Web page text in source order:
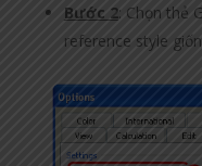
Bước 2: Chọn thẻ
reference style